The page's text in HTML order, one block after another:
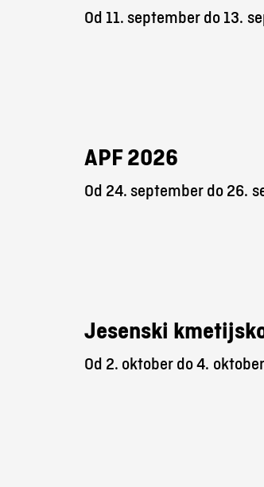
Od 11. september do 13.
APF 2026
Od 24. september do 26.
Jesenski
Od 2. oktober do 4.